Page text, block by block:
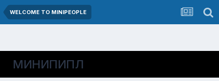
WELCOME TO MINIPEOPLE
МИНИПИПЛ